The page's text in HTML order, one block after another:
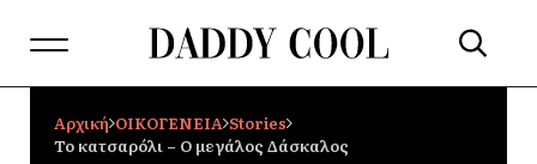
Αρχική ΟΙΚΟΓΕΝΕΙΑ Stories
Το κατσαρόλι – Ο μεγάλος Δάσκαλος